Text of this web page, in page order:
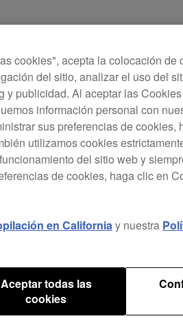
cookies", acepta la colocación de
del sitio, analizar el uso del
y publicidad. Al aceptar las
información personal con
sus preferencias de cookies,
utilizamos cookies
del sitio web y
de cookies, haga clic en
en Californiay nuestra
Aceptar todas las
cookies